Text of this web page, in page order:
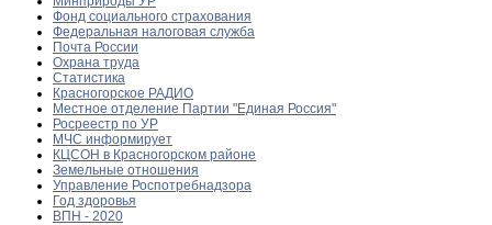
Фонд социального страхования
Федеральная налоговая служба
Почта России
Охрана труда
Статистика
Красногорское РАДИО
Местное отделение Партии "Единая Россия"
Росреестр по УР
МЧС информирует
КЦСОН в Красногорском районе
Земельные отношения
Управление Роспотребнадзора
Год здоровья
ВПН - 2020